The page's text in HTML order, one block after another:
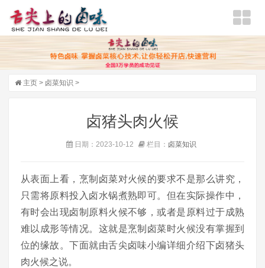
主页 > 卤菜知识 >
卤猪头肉火候
日期：2023-10-12 栏目： 卤菜知识
从表面上看，烹制卤菜对火候的要求不是那么讲究，
只需将原料投入卤水锅煮熟即可。但在实际操作中，
有时会出现卤制原料火候不够，或者是原料过于成熟
难以成形等情况。这就是烹制卤菜时火候没有掌握到
位的缘故。下面就由舌尖卤味小编详细介绍下卤猪头
肉火候之说。